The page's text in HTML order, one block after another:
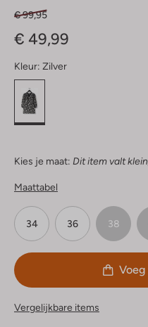
€ 99,95
€ 49,99
Kleur: Zilver
Kies je maat: Dit item valt
Maattabel
34 36 38
Vergelijkbare items